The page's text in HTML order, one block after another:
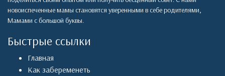
новоиспеченные мамы становятся уверенными в себе родителями,
Мамами с большой буквы.
Быстрые ссылки
Главная
Как забеременеть